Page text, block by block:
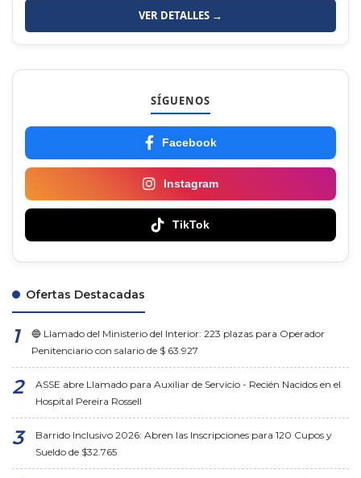
VER DETALLES →
SÍGUENOS
Facebook
Instagram
TikTok
Ofertas Destacadas
🔵 Llamado del Ministerio del Interior: 223 plazas para Operador
Penitenciario con salario de $ 63.927
ASSE abre Llamado para Auxiliar de Servicio - Recién Nacidos en el
Hospital Pereira Rossell
Barrido Inclusivo 2026: Abren las Inscripciones para 120 Cupos y
Sueldo de $32.765